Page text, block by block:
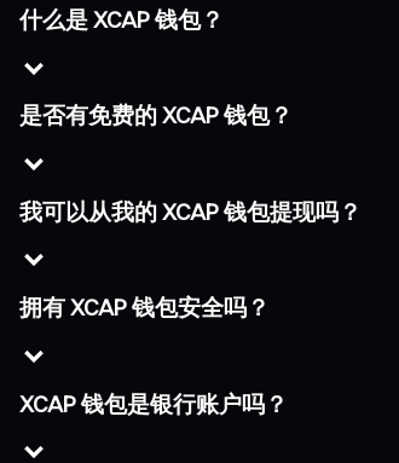
什么是 XCAP 钱包？
是否有免费的 XCAP 钱包？
我可以从我的 XCAP 钱包提现吗？
拥有 XCAP 钱包安全吗？
XCAP 钱包是银行账户吗？